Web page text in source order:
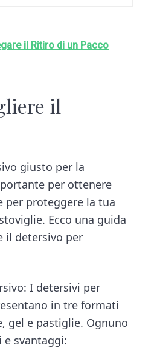
il Ritiro di un Pacco
il
giusto per la
per ottenere
proteggere la tua
Ecco una guida
il detersivo per
I detersivi per
in tre formati
gel e pastiglie. Ognuno
e svantaggi: